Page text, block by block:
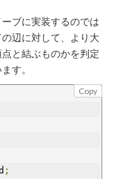
ブに実装するのでは
辺に対して、より大
と結ぶものかを判定
す。
Copy
;